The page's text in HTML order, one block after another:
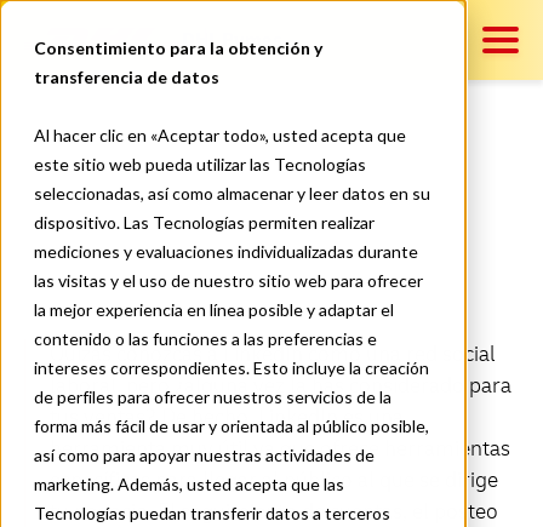
Consentimiento para la obtención y
transferencia de datos
Al hacer clic en «Aceptar todo», usted acepta que
este sitio web pueda utilizar las Tecnologías
seleccionadas, así como almacenar y leer datos en su
dispositivo. Las Tecnologías permiten realizar
mediciones y evaluaciones individualizadas durante
las visitas y el uso de nuestro sitio web para ofrecer
la mejor experiencia en línea posible y adaptar el
contenido o las funciones a las preferencias e
intereses correspondientes. Esto incluye la creación
de perfiles para ofrecer nuestros servicios de la
forma más fácil de usar y orientada al público posible,
así como para apoyar nuestras actividades de
marketing. Además, usted acepta que las
Tecnologías puedan transferir datos a terceros
DHL Pymes
Contenido
Servicios
Contáctanos
Cómo vender a través de
LinkedIn: todo sobre el SSI
Quizás conozcas a LinkedIn como una red social
laboral, pero ¿alguna vez la has considerado para
tus ventas? De hecho, LinkedIn es una
herramienta muy útil ya que ofrece herramientas
específicas para llegar al público al que se dirige
tu negocio. El seguimiento de cuentas, el posteo